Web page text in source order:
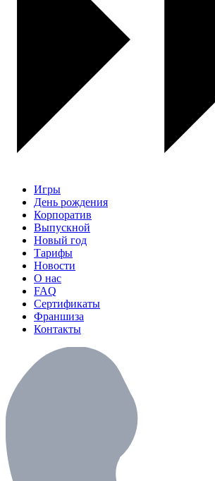
Игры
День рождения
Корпоратив
Выпускной
Новый год
Тарифы
Новости
О нас
FAQ
Сертификаты
Франшиза
Контакты